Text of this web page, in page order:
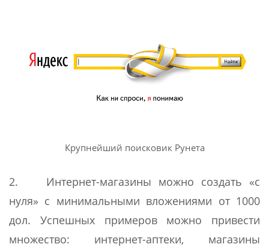
Крупнейший поисковик Рунета
2. Интернет-магазины можно создать «с
нуля» с минимальными вложениями от 1000
дол. Успешных примеров можно привести
множество: интернет-аптеки, магазины